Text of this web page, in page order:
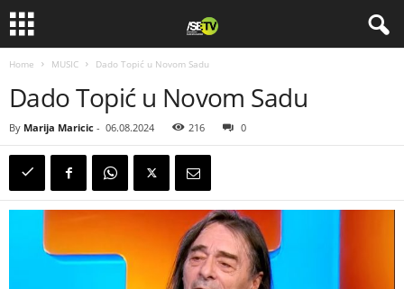
Home MUSIC Dado Topić u Novom Sadu
Dado Topić u Novom Sadu
By Marija Maricic - 06.08.2024 216 0